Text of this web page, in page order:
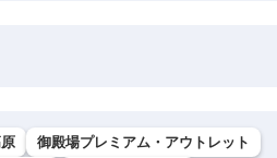
御殿場プレミアム・アウトレット